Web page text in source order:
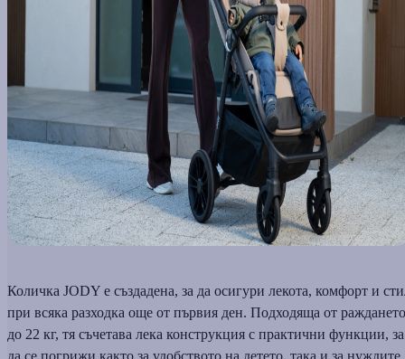
Количка JODY е създадена, за да осигури лекота, комфорт и
при всяка разходка още от първия ден. Подходяща от раждането
до 22 кг, тя съчетава лека конструкция с практични функции, за
да се погрижи както за удобството на детето, така и за нуждите